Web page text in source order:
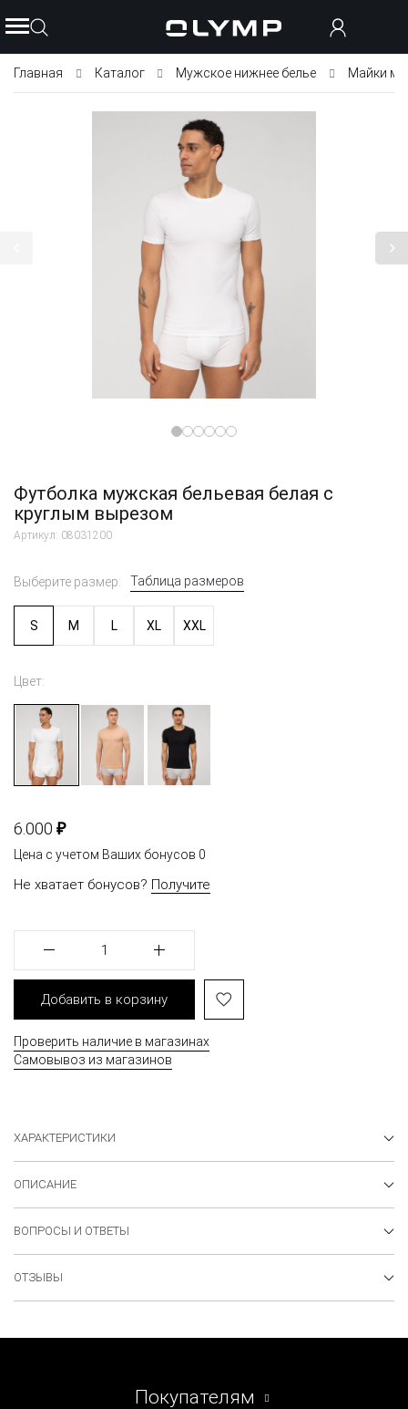
Главная Каталог Мужское нижнее белье Майки
Футболка мужская бельевая белая с
круглым вырезом
Артикул: 08031200
Выберите размер: Таблица размеров
S M L XL XXL
Цвет:
6.000 ₽
Цена с учетом Ваших бонусов 0
Не хватает бонусов? Получите
1
Добавить в корзину
Проверить наличие в магазинах
Самовывоз из магазинов
ХАРАКТЕРИСТИКИ
ОПИСАНИЕ
ВОПРОСЫ И ОТВЕТЫ
ОТЗЫВЫ
Покупателям